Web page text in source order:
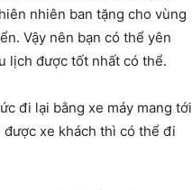
nhiên ban tặng cho vùng
Vậy nên bạn có thể yên
lịch được tốt nhất có thể.
đi lại bằng xe máy mang tới
xe khách thì có thể đi